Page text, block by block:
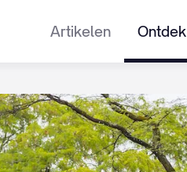
Artikelen Ontdek